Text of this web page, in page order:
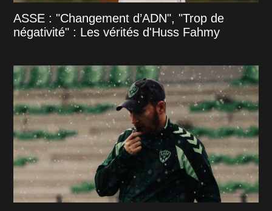
ASSE : "Changement d’ADN", "Trop de
négativité" : Les vérités d'Huss Fahmy